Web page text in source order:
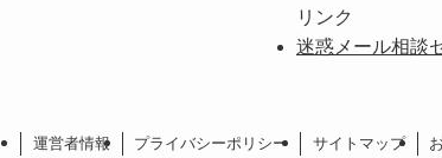
リンク
迷惑メール相談
運営者情報 プライバシーポリシー サイトマップ